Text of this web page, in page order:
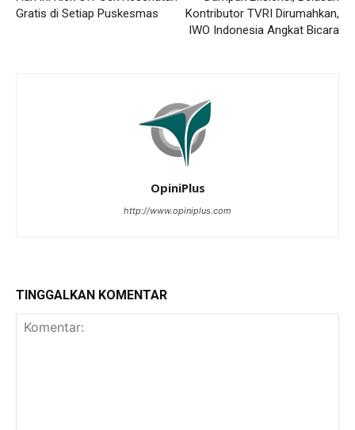
Gratis di Setiap Puskesmas
Kontributor TVRI Dirumahkan,
IWO Indonesia Angkat Bicara
OpiniPlus
http://www.opiniplus.com
TINGGALKAN KOMENTAR